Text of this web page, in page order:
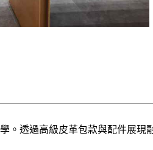
。透過高級皮革包款與配件展現